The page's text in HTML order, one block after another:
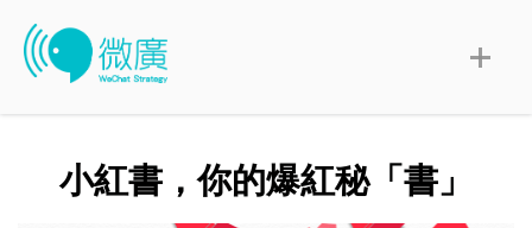
小紅書，你的爆紅秘「書」